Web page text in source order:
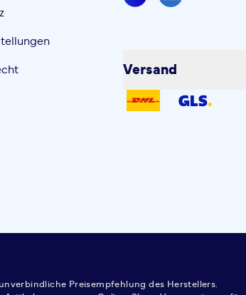
Versand
Preisempfehlung des Herstellers.